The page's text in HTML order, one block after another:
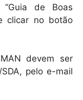
de Boas
clicar no botão
devem ser
pelo e-mail